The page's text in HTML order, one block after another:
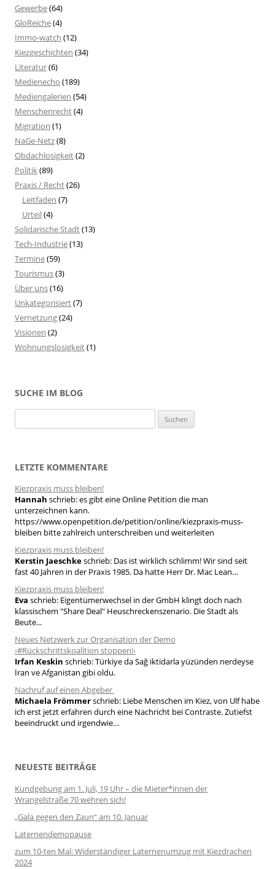
Gewerbe(64)
GloReiche(4)
Immo-watch (12)
Kiezgeschichten (34)
Literatur(6)
Medienecho (189)
Mediengalerien (54)
Menschenrecht(4)
Migration (1)
NaGe-Netz(8)
Obdachlosigkeit(2)
Politik(89)
Praxis / Recht(26)
Leitfaden (7)
Urteil(4)
Solidarische Stadt(13)
Tech-Industrie(13)
Termine(59)
Tourismus(3)
Über uns(16)
Unkategorisiert(7)
Vernetzung(24)
Visionen (2)
Wohnungslosigkeit(1)
SUCHE IM BLOG
u
n
n
a
c
h
:
LETZTE KOMMENTARE
Kiezpraxis muss bleiben!
Hannah schrieb:es gibt eine Online Petition die man
unterzeichnen kann.
https://www.openpetition.de/petition/online/kiezpraxis-muss-
bleiben bitte zahlreich unterschreiben und weiterleiten
Kiezpraxis muss bleiben!
Kerstin Jaeschkeschrieb: Das ist wirklich schlimm! Wir sind seit
fast 40 Jahren in der Praxis 1985. Da hatte Herr Dr. Mac Lean…
Kiezpraxis muss bleiben!
Eva schrieb: Eigentümerwechsel in der GmbH klingt doch nach
klassischem "Share Deal" Heuschreckenszenario. Die Stadt als
Beute...
Neues Netzwerk zur Organisation der Demo
›#Rückschrittskoalition stoppen!‹
Irfan Keskin schrieb:Türkiye da Sağ iktidarla yüzünden nerdeyse
İran ve Afganistan gibi oldu.
Nachruf auf einen Abgeber
Michaela Frömmerschrieb: Liebe Menschen im Kiez, von Ulf habe
ich erst jetzt erfahren durch eine Nachricht bei Contraste. Zutiefst
beeindruckt und irgendwie…
NEUESTE BEITRÄGE
Kundgebung am 1. Juli, 19 Uhr – die Mieter*innen der
Wrangelstraße 70 wehren sich!
„Gala gegen den Zaun“ am 10. Januar
Laternendemopause
zum 10-ten Mal: Widerständiger Laternenumzug mit Kiezdrachen
2024